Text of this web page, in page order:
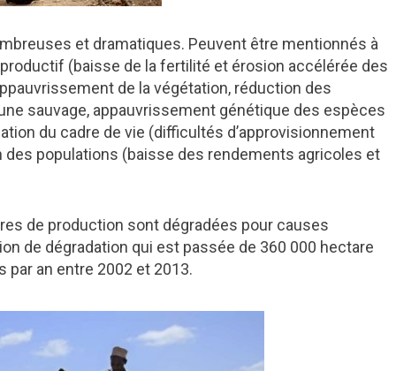
et dramatiques. Peuvent être mentionnés à
(baisse de la fertilité et érosion accélérée des
de la végétation, réduction des
sauvage, appauvrissement génétique des espèces
du cadre de vie (difficultés d’approvisionnement
populations (baisse des rendements agricoles et
de production sont dégradées pour causes
de dégradation qui est passée de 360 000 hectare
an entre 2002 et 2013.